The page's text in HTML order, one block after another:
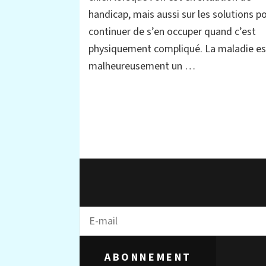
solutions
handicap, mais aussi sur les solutions
continuer de s’en occuper quand c’est
physiquement compliqué. La maladie
malheureusement un …
ABONNEMENT